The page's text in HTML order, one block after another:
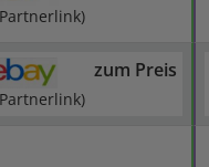
zum Preis